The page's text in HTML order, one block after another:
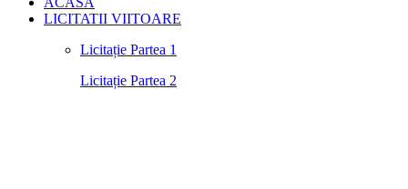
LICITATII VIITOARE
Licitație Partea 1
Licitație Partea 2